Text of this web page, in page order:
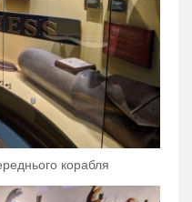
корабля